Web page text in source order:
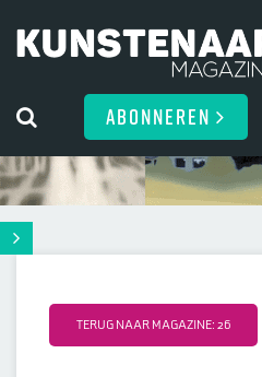
ABONNEREN
TERUG NAAR MAGAZINE: 26